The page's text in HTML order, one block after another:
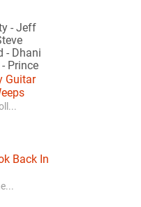
- Jeff
- Dhani
- Prince
Guitar
Back In